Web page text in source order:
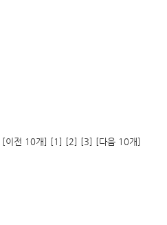
[이전 10개] [1] [2] [3] [다음 10개]